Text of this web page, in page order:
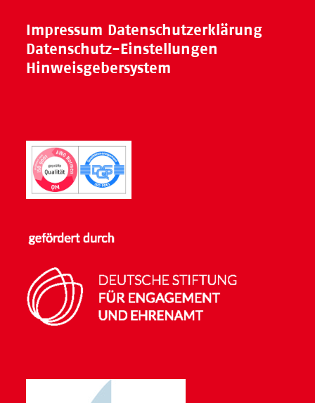
Impressum Datenschutzerklärung
Datenschutz-Einstellungen
Hinweisgebersystem